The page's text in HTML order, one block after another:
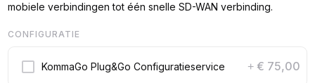
mobiele verbindingen tot één snelle SD-WAN verbinding.
CONFIGURATIE
KommaGo Plug&Go Configuratieservice + € 75,00